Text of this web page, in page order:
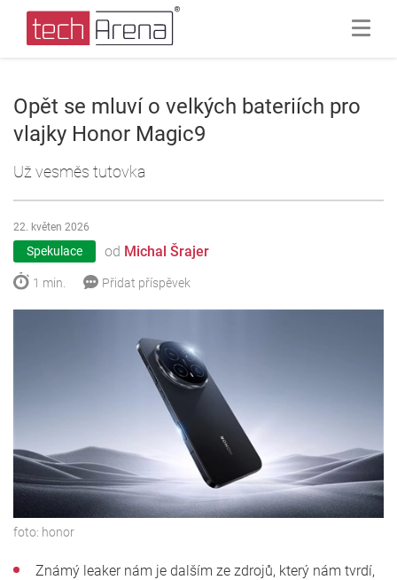
Opět se mluví o velkých bateriích pro
vlajky Honor Magic9
Už vesměs tutovka
Spekulace od Michal Šrajer
22. květen 2026
1 min. Přidat příspěvek
foto: honor
Známý leaker nám je dalším ze zdrojů, který nám tvrdí,